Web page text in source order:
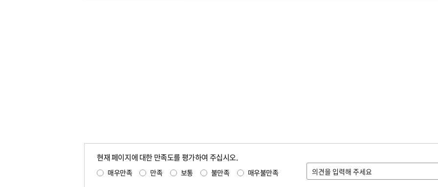
현재 페이지에 대한 만족도를 평가하여 주십시오.
매우만족 만족 보통 불만족 매우불만족